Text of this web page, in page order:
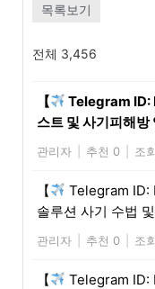
목록보기
전체 3,456
【
Telegram ID:
스트 및 사기피해방
관리자 추천 0 조
【
Telegram ID:
솔루션 사기 수법
관리자 추천 0 조
【
Telegram ID: